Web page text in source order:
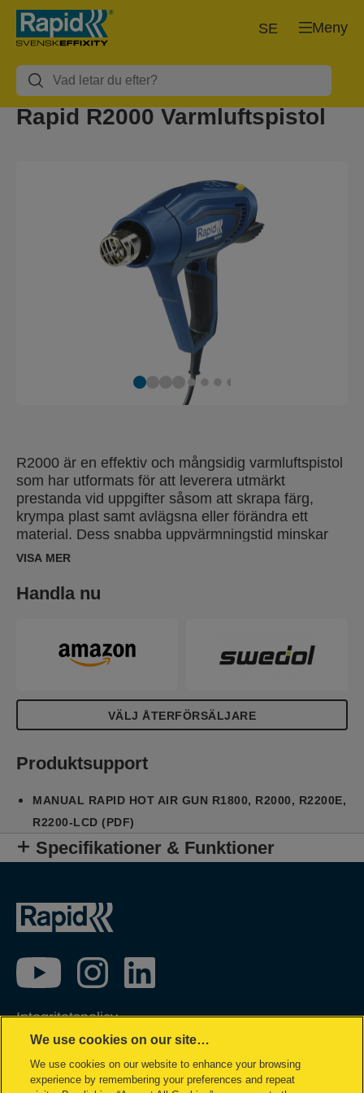
Meny
SE
Rapid R2000 Varmluftspistol
R2000 är en effektiv och mångsidig varmluftspistol
som har utformats för att leverera utmärkt
prestanda vid uppgifter såsom att skrapa färg,
krympa plast samt avlägsna eller förändra ett
material. Dess snabba uppvärmningstid minskar
väntetiden före användning samtidigt som
nästa alla typer av användningsområden. Den
en gummiförsedd bas som ökar stabiliteten och
säkerheten när den ställs i ett självstående läge på
(60, 300, 600°C), justera luftflödesmängden och låt
R2000 leverera ett enastående resultat varje gång.
VISA MER
Handla nu
VÄLJ ÅTERFÖRSÄLJARE
Produktsupport
MANUAL RAPID HOT AIR GUN R1800, R2000, R2200E,
R2200-LCD (PDF)
Specifikationer & Funktioner
Integritetspolicy
Garantivillkor
Cookiepolicy
We use cookies on our site…
We use cookies on our website to enhance your browsing
experience by remembering your preferences and repeat